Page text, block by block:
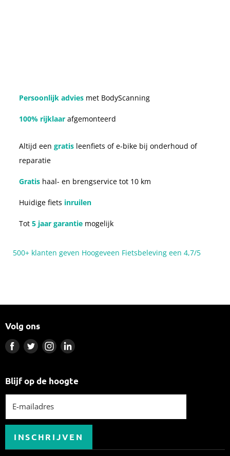
Persoonlijk advies met BodyScanning
100% rijklaarafgemonteerd
Altijd eengratis leenfiets of e-bike bij onderhoud of
reparatie
Gratis haal- en brengservice tot 10 km
Huidige fiets inruilen
Tot5 jaar garantie mogelijk
500+ klanten geven Hoogeveen Fietsbeleving een 4,7/5
Volg ons
Vind
Facebook
Vind
Twitter
Vind
Instagram
Vind
LinkedIn
Blijf op de hoogte
E-mailadres
INSCHRIJVEN